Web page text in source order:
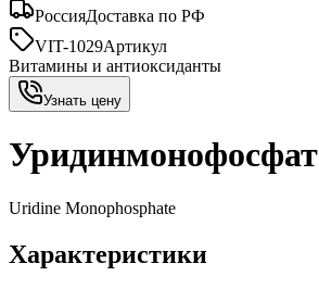
РоссияДоставка по РФ
VIT-1029Артикул
Витамины и антиоксиданты
Узнать цену
Уридинмонофосфат
Uridine Monophosphate
Характеристики